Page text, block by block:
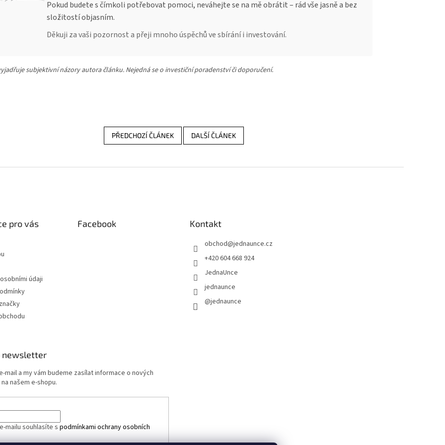
Pokud budete s čímkoli potřebovat pomoci, neváhejte se na mě obrátit – rád vše jasně a bez
složitostí objasním.
Děkuji za vaši pozornost a přeji mnoho úspěchů ve sbírání i investování.
subjektivní názory autora článku. Nejedná se o investiční poradenství či doporučení.
PŘEDCHOZÍ ČLÁNEK DALŠÍ ČLÁNEK
pro vás
údaji
Facebook Kontakt
obchod@jednaunce.cz
+420 604 668 924
JednaUnce
jednaunce
@jednaunce
newsletter
mail a my vám budeme zasílat informace o nových
našem e-shopu.
mailu souhlasíte s podmínkami ochrany osobních